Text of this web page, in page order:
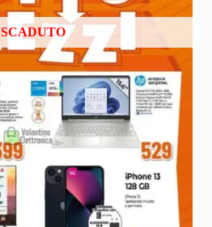
SCADUTO